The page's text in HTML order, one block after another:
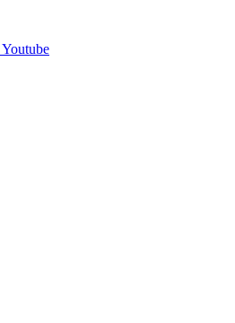
Youtube